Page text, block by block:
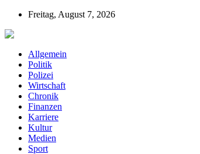
Freitag, August 7, 2026
Allgemein
Politik
Polizei
Wirtschaft
Chronik
Finanzen
Karriere
Kultur
Medien
Sport